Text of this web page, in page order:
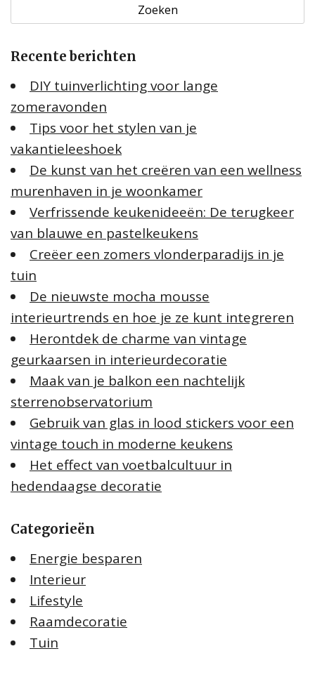
k
n
a
a
r
:
Recente berichten
DIY tuinverlichting voor lange
zomeravonden
Tips voor het stylen van je
vakantieleeshoek
De kunst van het creëren van een wellness
murenhaven in je woonkamer
Verfrissende keukenideeën: De terugkeer
van blauwe en pastelkeukens
Creëer een zomers vlonderparadijs in je
tuin
De nieuwste mocha mousse
interieurtrends en hoe je ze kunt integreren
Herontdek de charme van vintage
geurkaarsen in interieurdecoratie
Maak van je balkon een nachtelijk
sterrenobservatorium
Gebruik van glas in lood stickers voor een
vintage touch in moderne keukens
Het effect van voetbalcultuur in
hedendaagse decoratie
Categorieën
Energie besparen
Interieur
Lifestyle
Raamdecoratie
Tuin